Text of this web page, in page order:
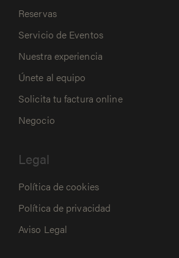
Reservas
Servicio de Eventos
Nuestra experiencia
Únete al equipo
Solicita tu factura online
Negocio
Legal
Política de cookies
Política de privacidad
Aviso Legal